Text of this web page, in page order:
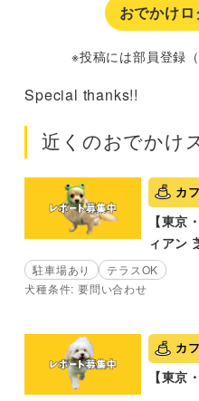
おでかけ
※投稿には部員登録
Special thanks!!
近くのおでかけ
カ
【東京
ィアン
駐車場あり
テラスOK
犬種条件: 要問い合わせ
カ
【東京